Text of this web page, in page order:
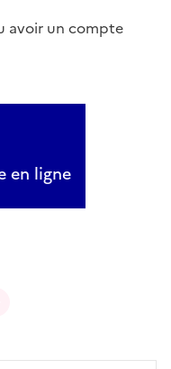
avoir un compte
en ligne